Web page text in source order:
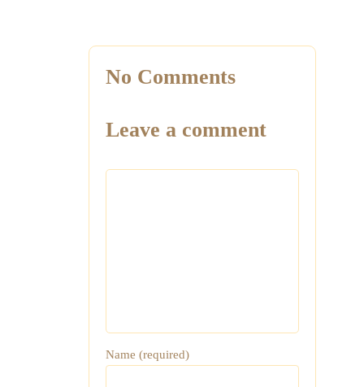
No Comments
Leave a comment
Name (required)